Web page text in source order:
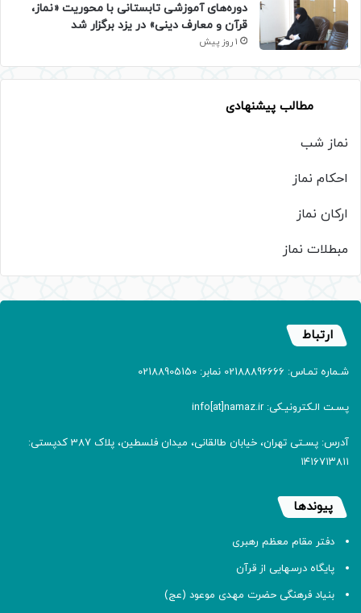
دوره‌های آموزشی تابستانی با محوریت «نماز،
قرآن و معارف دینی» در یزد برگزار شد
1 روز پیش
مطالب پیشنهادی
نماز شب
احکام نماز
ارکان نماز
مبطلات نماز
ارتباط
شـماره تمـاس: 02188896666 نمابر: 02188905150
پسـت الـکترونیـکی: info[at]namaz.ir
آدرس: پسـتی تهران، خیابان طالقانی، میدان فلسطین، پلاک 387 کدپستی:
۱۴۱۶۷۱۳۸۱۱
پیوندها
دفتر مقام معظم رهبری
پایگاه درسهایی از قرآن
بنیاد فرهنگی حضرت مهدی موعود (عج)